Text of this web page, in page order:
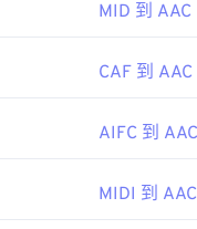
MID 到 AAC
CAF 到 AAC
AIFC 到 AAC
MIDI 到 AAC